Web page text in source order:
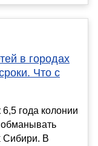
в городах
Что с
года колонии
обманывать
Сибири. В